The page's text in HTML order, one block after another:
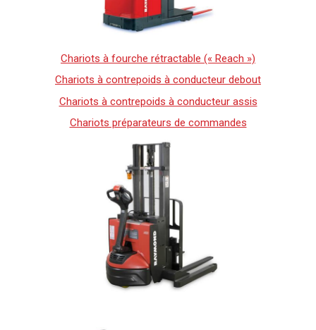
Chariots à fourche rétractable (« Reach »)
Chariots à contrepoids à conducteur debout
Chariots à contrepoids à conducteur assis
Chariots préparateurs de commandes